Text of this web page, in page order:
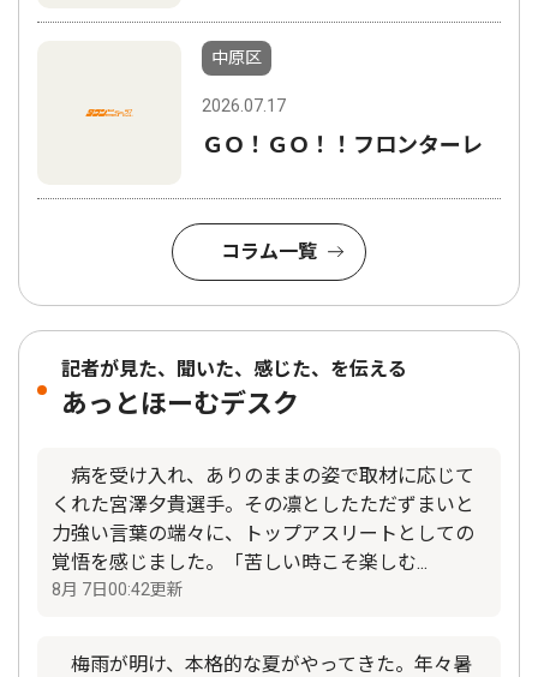
中原区
2026.07.17
ＧＯ！ＧＯ！！フロンターレ
コラム一覧
記者が見た、聞いた、感じた、を伝える
あっとほーむデスク
病を受け入れ、ありのままの姿で取材に応じて
くれた宮澤夕貴選手。その凛としたただずまいと
力強い言葉の端々に、トップアスリートとしての
覚悟を感じました。「苦しい時こそ楽しむ...
8月 7日00:42更新
梅雨が明け、本格的な夏がやってきた。年々暑